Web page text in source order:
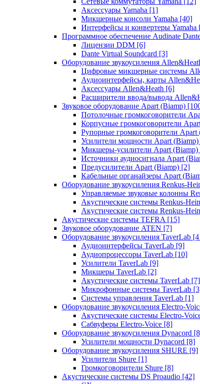
Аксессуары Yamaha [1]
Микшерные консоли Yamaha [40]
Интерфейсы и конвертеры Yamaha
Программное обеспечение Audinate
Лицензии DDM [6]
Dante Virtual Soundcard [3]
Оборудование звукоусиления
Цифровые микшерные системы
Аудиоинтерфейсы, карты
Аксессуары Allen&Heath [6]
Расширители ввода/вывода
Звуковое оборудование Apart (Biamp)
Потолочные громкоговорители
Корпусные громкоговорители
Рупорные громкоговорители Apart
Усилители мощности Apart (Biamp)
Микшеры-усилители Apart (Biamp)
Источники аудиосигнала Apart
Предусилители Apart (Biamp) [2]
Кабельные органайзеры Apart
Оборудование звукоусиления Renkus-
Управляемые звуковые колонны
Акустические системы Renkus-
Акустические системы Renkus-
Акустические системы TEFRA [15]
Звуковое оборудование ATEN [7]
Оборудование звукоусиления TaverLab
Аудиоинтерфейсы TaverLab [9]
Аудиопроцессоры TaverLab [10]
Усилители TaverLab [9]
Микшеры TaverLab [2]
Акустические системы TaverLab [7]
Микрофонные системы TaverLab
Системы управления TaverLab [1]
Оборудование звукоусиления Electro-
Акустические системы Electro-
Сабвуферы Electro-Voice [8]
Оборудование звукоусиления Dynacord
Усилители мощности Dynacord [8]
Оборудование звукоусиления SHURE [9]
Усилители Shure [1]
Громкоговорители Shure [8]
Акустические системы DS Proaudio [42]